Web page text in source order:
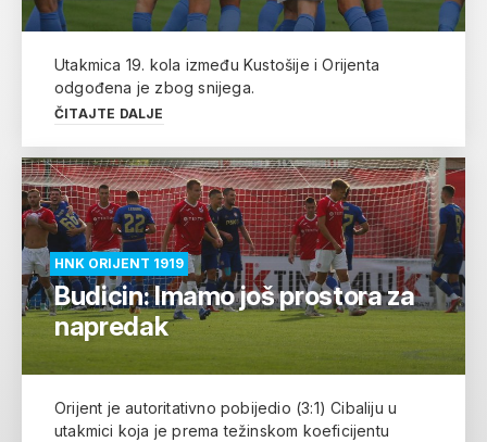
Utakmica 19. kola između Kustošije i Orijenta
odgođena je zbog snijega.
ČITAJTE DALJE
HNK ORIJENT 1919
Budicin: Imamo još prostora za
napredak
Orijent je autoritativno pobijedio (3:1) Cibaliju u
utakmici koja je prema težinskom koeficijentu